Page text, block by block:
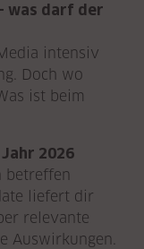
was darf der
intensiv
Doch wo
ist beim
2026
betreffen
liefert dir
relevante
Auswirkungen.